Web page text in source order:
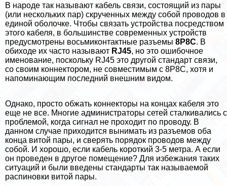
В народе так называют кабель связи, состоящий из пары
(или нескольких пар) скрученных между собой проводов в
единой оболочке. Чтобы связать устройства посредством
этого кабеля, в большинстве современных устройств
предусмотрены восьмиконтактные разъемы 8Р8С. В
обиходе их часто называют RJ45, но это ошибочное
именование, поскольку RJ45 это другой стандарт связи,
со своим коннектором, не совместимым с 8Р8С, хотя и
напоминающим последний внешним видом.
Однако, просто обжать коннекторы на концах кабеля это
еще не все. Многие администраторы сетей сталкивались с
проблемой, когда сигнал не проходит по проводу. В
данном случае приходится вынимать из разъемов оба
конца витой пары, и сверять порядок проводов между
собой. И хорошо, если кабель короткий 3-5 метра. А если
он проведен в другое помещение? Для избежания таких
ситуаций и были введены стандарты так называемой
распиновки витой пары.